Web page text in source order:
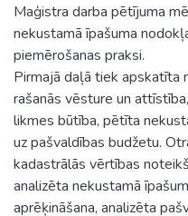
Maģistra darba pētījuma
nekustamā īpašuma
piemērošanas praksi.
Pirmajā daļā tiek apskatīta
rašanās vēsture un
likmes būtība, pētīta
uz pašvaldības budžetu.
kadastrālās vērtības
analizēta nekustamā
aprēķināšana, analizēta